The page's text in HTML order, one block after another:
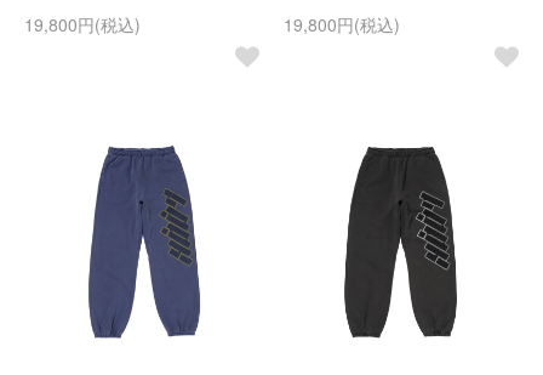
19,800円(税込)
19,800円(税込)